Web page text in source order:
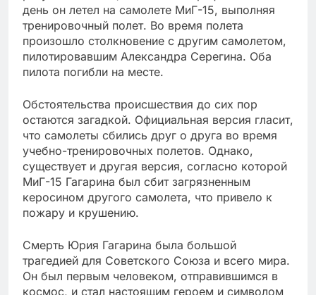
день он летел на самолете МиГ-15, выполняя
тренировочный полет. Во время полета
произошло столкновение с другим самолетом,
пилотировавшим Александра Серегина. Оба
пилота погибли на месте.
Обстоятельства происшествия до сих пор
остаются загадкой. Официальная версия гласит,
что самолеты сбились друг о друга во время
учебно-тренировочных полетов. Однако,
существует и другая версия, согласно которой
МиГ-15 Гагарина был сбит загрязненным
керосином другого самолета, что привело к
пожару и крушению.
Смерть Юрия Гагарина была большой
трагедией для Советского Союза и всего мира.
Он был первым человеком, отправившимся в
космос, и стал настоящим героем и символом